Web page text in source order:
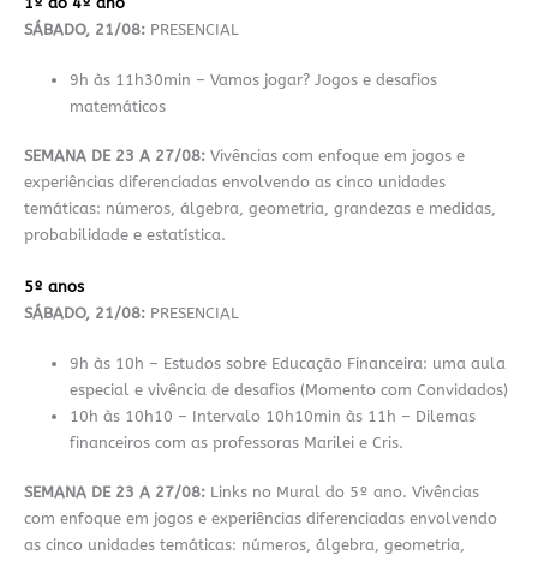
SÁBADO, 21/08: PRESENCIAL
9h às 11h30min – Vamos jogar? Jogos e desafios
matemáticos
SEMANA DE 23 A 27/08: Vivências com enfoque em jogos e
experiências diferenciadas envolvendo as cinco unidades
temáticas: números, álgebra, geometria, grandezas e medidas,
probabilidade e estatística.
5º anos
SÁBADO, 21/08: PRESENCIAL
9h às 10h – Estudos sobre Educação Financeira: uma aula
especial e vivência de desafios (Momento com Convidados)
10h às 10h10 – Intervalo 10h10min às 11h – Dilemas
financeiros com as professoras Marilei e Cris.
SEMANA DE 23 A 27/08: Links no Mural do 5º ano. Vivências
com enfoque em jogos e experiências diferenciadas envolvendo
as cinco unidades temáticas: números, álgebra, geometria,